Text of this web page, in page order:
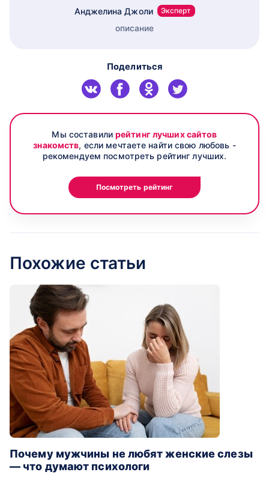
Анджелина Джоли Эксперт
описание
Поделиться
Мы составилирейтинг лучших сайтов
знакомств, если мечтаете найти свою любовь -
рекомендуем посмотреть рейтинг лучших.
Посмотреть рейтинг
Похожие статьи
Почему мужчины не любят женские слезы
— что думают психологи